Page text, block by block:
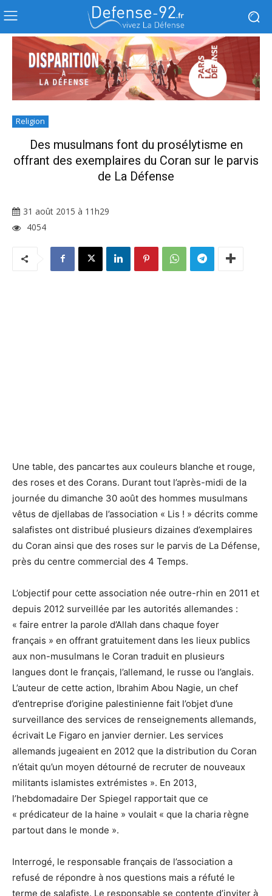
Religion
Des musulmans font du prosélytisme en
offrant des exemplaires du Coran sur le parvis
de La Défense
31 août 2015 à 11h29
4054
Une table, des pancartes aux couleurs blanche et rouge,
des roses et des Corans. Durant tout l’après-midi de la
journée du dimanche 30 août des hommes musulmans
vêtus de djellabas de l’association « Lis ! » décrits comme
salafistes ont distribué plusieurs dizaines d’exemplaires
du Coran ainsi que des roses sur le parvis de La Défense,
près du centre commercial des 4 Temps.
L’objectif pour cette association née outre-rhin en 2011 et
depuis 2012 surveillée par les autorités allemandes :
« faire entrer la parole d’Allah dans chaque foyer
français » en offrant gratuitement dans les lieux publics
aux non-musulmans le Coran traduit en plusieurs
langues dont le français, l’allemand, le russe ou l’anglais.
L’auteur de cette action, Ibrahim Abou Nagie, un chef
d’entreprise d’origine palestinienne fait l’objet d’une
surveillance des services de renseignements allemands,
écrivait Le Figaro en janvier dernier. Les services
allemands jugeaient en 2012 que la distribution du Coran
n’était qu’un moyen détourné de recruter de nouveaux
militants islamistes extrémistes ». En 2013,
l’hebdomadaire Der Spiegel rapportait que ce
« prédicateur de la haine » voulait « que la charia règne
partout dans le monde ».
Interrogé, le responsable français de l’association a
refusé de répondre à nos questions mais a réfuté le
terme de salafiste. Le responsable se contente d’inviter à